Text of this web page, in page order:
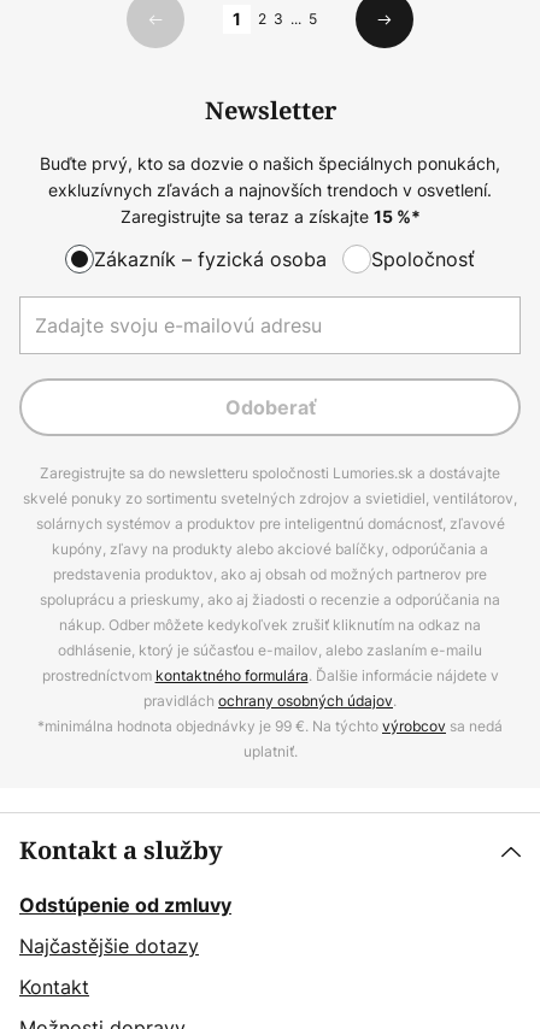
Predchádzajúci
1 2 3 ... 5
Ďalší
Newsletter
Buďte prvý, kto sa dozvie o našich špeciálnych ponukách,
exkluzívnych zľavách a najnovších trendoch v osvetlení.
Zaregistrujte sa teraz a získajte 15%*
Zákazník – fyzická osoba Spoločnosť
Odoberať
Zaregistrujte sa do newsletteru spoločnosti Lumories.sk a dostávajte
skvelé ponuky zo sortimentu svetelných zdrojov a svietidiel, ventilátorov,
solárnych systémov a produktov pre inteligentnú domácnosť, zľavové
kupóny, zľavy na produkty alebo akciové balíčky, odporúčania a
predstavenia produktov, ako aj obsah od možných partnerov pre
spoluprácu a prieskumy, ako aj žiadosti o recenzie a odporúčania na
nákup. Odber môžete kedykoľvek zrušiť kliknutím na odkaz na
odhlásenie, ktorý je súčasťou e-mailov, alebo zaslaním e-mailu
prostredníctvom kontaktného formulára. Ďalšie informácie nájdete v
pravidlách ochrany osobných údajov.
*minimálna hodnota objednávky je 99 €. Na týchtovýrobcov sa nedá
uplatniť.
Kontakt a služby
Odstúpenie od zmluvy
Najčastějšie dotazy
Kontakt